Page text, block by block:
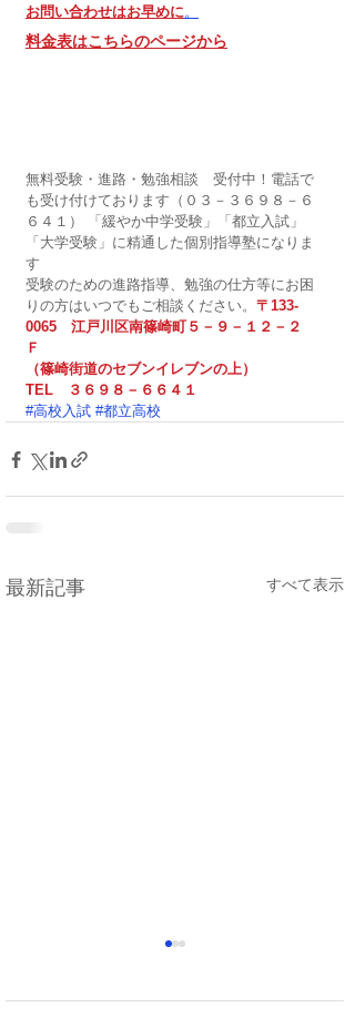
お問い合わせはお早めに。
料金表はこちらのページから
無料受験・進路・勉強相談　受付中！電話で
も受け付けております（０３－３６９８－６
６４１） 「緩やか中学受験」「都立入試」
「大学受験」に精通した個別指導塾になりま
す
受験のための進路指導、勉強の仕方等にお困
りの方はいつでもご相談ください。 〒133-
0065　江戸川区南篠崎町５－９－１２－２
Ｆ
（篠崎街道のセブンイレブンの上）
TEL　３６９８－６６４１
#高校入試 #都立高校
最新記事 すべて表示